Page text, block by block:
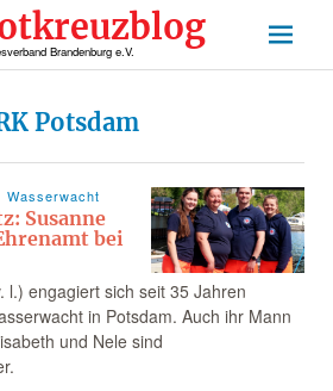
Brandenburg e.V.
Potsdam
Wasserwacht
Susanne
bei
l.) engagiert sich seit 35 Jahren
in Potsdam. Auch ihr Mann
und Nele sind